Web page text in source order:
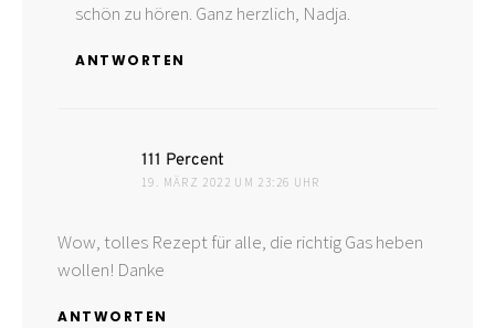
schön zu hören. Ganz herzlich, Nadja.
ANTWORTEN
111 Percent
19. MÄRZ 2022 UM 23:26 UHR
Wow, tolles Rezept für alle, die richtig Gas heben
wollen! Danke
ANTWORTEN